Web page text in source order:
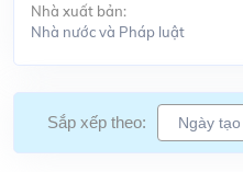
Nhà xuất bản:
Nhà nước và Pháp luật
Sắp xếp theo: